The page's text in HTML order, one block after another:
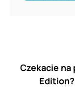
Czekacie na